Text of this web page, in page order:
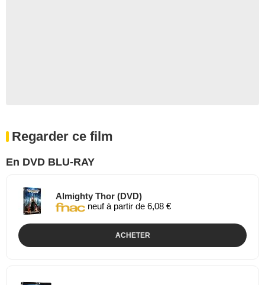
Regarder ce film
En DVD BLU-RAY
Almighty Thor (DVD)
neuf à partir de 6,08 €
ACHETER